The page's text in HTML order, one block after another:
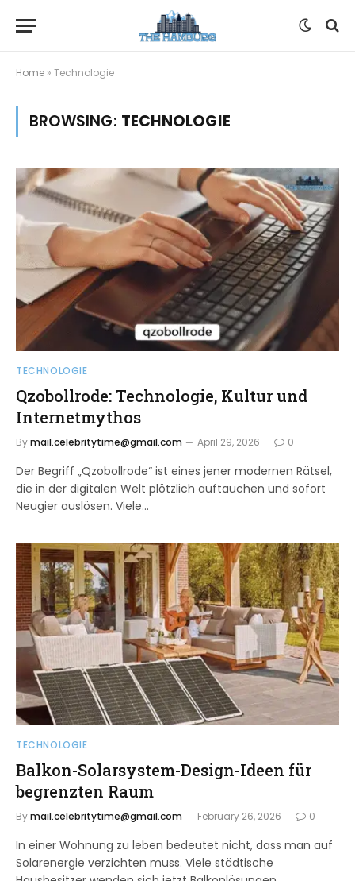
Home » Technologie
BROWSING: TECHNOLOGIE
TECHNOLOGIE
Qzobollrode: Technologie, Kultur und
Internetmythos
Bymail.celebritytime@gmail.com April 29, 2026 0
Der Begriff „Qzobollrode“ ist eines jener modernen Rätsel,
die in der digitalen Welt plötzlich auftauchen und sofort
Neugier auslösen. Viele…
TECHNOLOGIE
Balkon-Solarsystem-Design-Ideen für
begrenzten Raum
Bymail.celebritytime@gmail.com February 26, 2026 0
In einer Wohnung zu leben bedeutet nicht, dass man auf
Solarenergie verzichten muss. Viele städtische